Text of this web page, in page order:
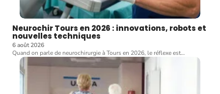
Neurochir Tours en 2026 : innovations, robots et
nouvelles techniques
6 août 2026
Quand on parle de neurochirurgie à Tours en 2026, le réflexe est…